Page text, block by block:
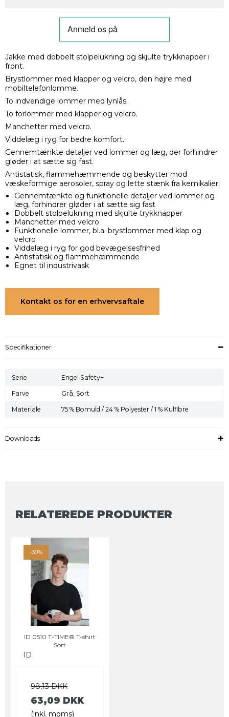
Jakke med dobbelt stolpelukning og skjulte trykknapper i
front.
Brystlommer med klapper og velcro, den højre med
mobiltelefonlomme.
To indvendige lommer med lynlås.
To forlommer med klapper og velcro.
Manchetter med velcro.
Viddelæg i ryg for bedre komfort.
Gennemtænkte detaljer ved lommer og læg, der forhindrer
gløder i at sætte sig fast.
Antistatisk, flammehæmmende og beskytter mod
væskeformige aerosoler, spray og lette stænk fra kemikalier.
Gennemtænkte og funktionelle detaljer ved lommer og
læg, forhindrer gløder i at sætte sig fast
Dobbelt stolpelukning med skjulte trykknapper
Manchetter med velcro
Funktionelle lommer, bl.a. brystlommer med klap og
velcro
Viddelæg i ryg for god bevægelsesfrihed
Antistatisk og flammehæmmende
Egnet til industrivask
Kontakt os for en erhvervsaftale
Specifikationer
Serie Engel Safety+
Farve Grå, Sort
Materiale 75 % Bomuld / 24 % Polyester / 1 % Kulfibre
Downloads
RELATEREDE PRODUKTER
-30%
ID 0510 T-TIME® T-shirt
Sort
ID
98,13 DKK
63,09 DKK
(inkl. moms)